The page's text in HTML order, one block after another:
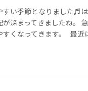
すい季節となりました♬
深まってきましたね。
すくなってきます。 最近